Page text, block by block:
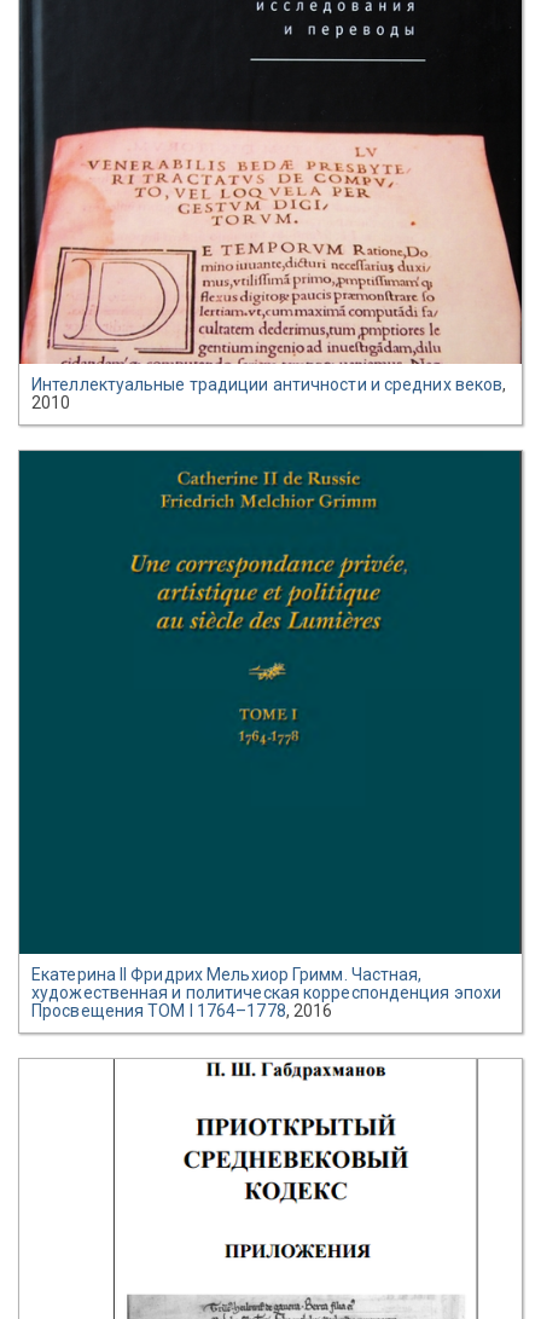
Интеллектуальные традиции античности и средних веков,
2010
Екатерина II Фридрих Мельхиор Гримм. Частная,
художественная и политическая корреспонденция эпохи
Просвещения ТОМ I 1764–1778, 2016